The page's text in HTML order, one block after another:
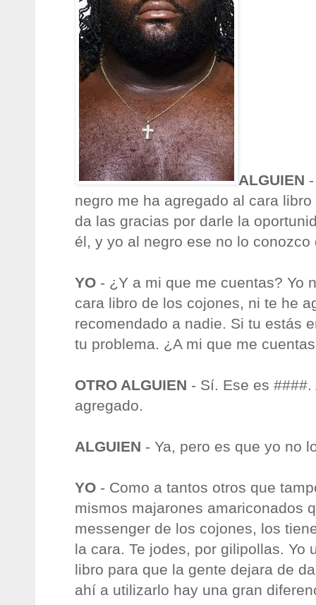
ALGUIEN
negro me ha agregado al cara
da las gracias por darle la
él, y yo al negro ese no lo
YO - ¿Y a mi que me cuentas? Yo
cara libro de los cojones, ni te he
recomendado a nadie. Si tu estás
tu problema. ¿A mi que me
OTRO ALGUIEN - Sí. Ese es
agregado.
ALGUIEN - Ya, pero es que yo no
YO - Como a tantos otros que
mismos majarones amariconados
messenger de los cojones, los
la cara. Te jodes, por gilipollas. Yo
libro para que la gente dejara de
ahí a utilizarlo hay una gran